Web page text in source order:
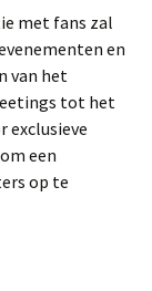
met fans zal
en
van het
tot het
exclusieve
een
op te